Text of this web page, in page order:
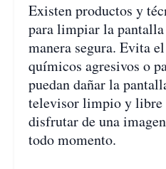
Existen productos y
para limpiar la
manera segura. Evita
químicos agresivos o
puedan dañar la
televisor limpio y libre
disfrutar de una
todo momento.